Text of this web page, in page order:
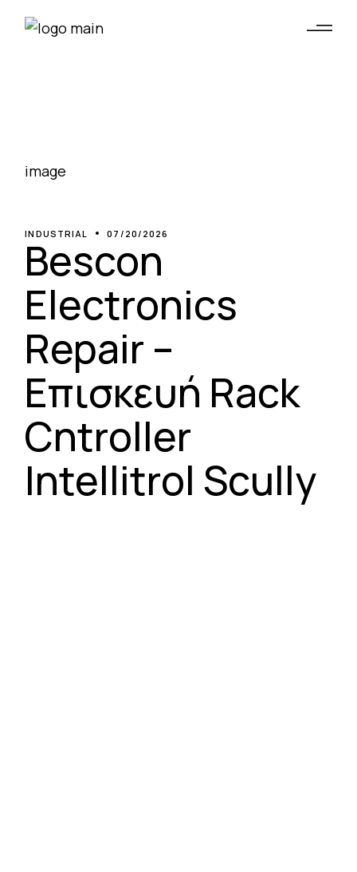
INDUSTRIAL 07/20/2026
Bescon
Electronics
Repair –
Επισκευή Rack
Cntroller
Intellitrol Scully